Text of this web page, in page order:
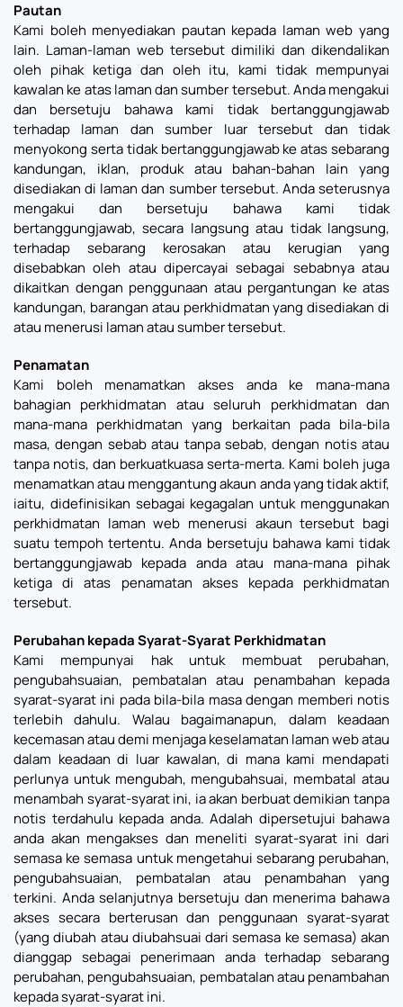
Pautan
Kami boleh menyediakan pautan kepada laman web yang
lain. Laman-laman web tersebut dimiliki dan dikendalikan
oleh pihak ketiga dan oleh itu, kami tidak mempunyai
kawalan ke atas laman dan sumber tersebut. Anda mengakui
dan bersetuju bahawa kami tidak bertanggungjawab
terhadap laman dan sumber luar tersebut dan tidak
menyokong serta tidak bertanggungjawab ke atas sebarang
kandungan, iklan, produk atau bahan-bahan lain yang
disediakan di laman dan sumber tersebut. Anda seterusnya
mengakui dan bersetuju bahawa kami tidak
bertanggungjawab, secara langsung atau tidak langsung,
terhadap sebarang kerosakan atau kerugian yang
disebabkan oleh atau dipercayai sebagai sebabnya atau
dikaitkan dengan penggunaan atau pergantungan ke atas
kandungan, barangan atau perkhidmatan yang disediakan di
atau menerusi laman atau sumber tersebut.
Penamatan
Kami boleh menamatkan akses anda ke mana-mana
bahagian perkhidmatan atau seluruh perkhidmatan dan
mana-mana perkhidmatan yang berkaitan pada bila-bila
masa, dengan sebab atau tanpa sebab, dengan notis atau
tanpa notis, dan berkuatkuasa serta-merta. Kami boleh juga
menamatkan atau menggantung akaun anda yang tidak aktif,
iaitu, didefinisikan sebagai kegagalan untuk menggunakan
perkhidmatan laman web menerusi akaun tersebut bagi
suatu tempoh tertentu. Anda bersetuju bahawa kami tidak
bertanggungjawab kepada anda atau mana-mana pihak
ketiga di atas penamatan akses kepada perkhidmatan
tersebut.
Perubahan kepada Syarat-Syarat Perkhidmatan
Kami mempunyai hak untuk membuat perubahan,
pengubahsuaian, pembatalan atau penambahan kepada
syarat-syarat ini pada bila-bila masa dengan memberi notis
terlebih dahulu. Walau bagaimanapun, dalam keadaan
kecemasan atau demi menjaga keselamatan laman web atau
dalam keadaan di luar kawalan, di mana kami mendapati
perlunya untuk mengubah, mengubahsuai, membatal atau
menambah syarat-syarat ini, ia akan berbuat demikian tanpa
notis terdahulu kepada anda. Adalah dipersetujui bahawa
anda akan mengakses dan meneliti syarat-syarat ini dari
semasa ke semasa untuk mengetahui sebarang perubahan,
pengubahsuaian, pembatalan atau penambahan yang
terkini. Anda selanjutnya bersetuju dan menerima bahawa
akses secara berterusan dan penggunaan syarat-syarat
(yang diubah atau diubahsuai dari semasa ke semasa) akan
dianggap sebagai penerimaan anda terhadap sebarang
perubahan, pengubahsuaian, pembatalan atau penambahan
kepada syarat-syarat ini.